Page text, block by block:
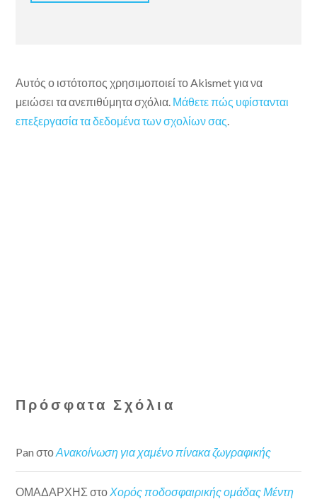
Αυτός ο ιστότοπος χρησιμοποιεί το Akismet για να
μειώσει τα ανεπιθύμητα σχόλια. Μάθετε πώς υφίστανται
επεξεργασία τα δεδομένα των σχολίων σας.
Πρόσφατα Σχόλια
Pan στοΑνακοίνωση για χαμένο πίνακα ζωγραφικής
ΟΜΑΔΑΡΧΗΣ στο Χορός ποδοσφαιρικής ομάδας Μέντη